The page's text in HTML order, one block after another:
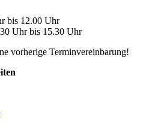
bis 12.00 Uhr
Uhr bis 15.30 Uhr
vorherige Terminvereinbarung!